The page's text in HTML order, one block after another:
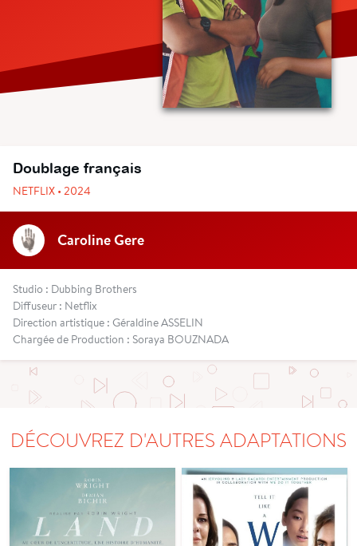
Doublage français
NETFLIX • 2024
Caroline Gere
Studio : Dubbing Brothers
Diffuseur : Netflix
Direction artistique : Géraldine ASSELIN
Chargée de Production : Soraya BOUZNADA
DÉCOUVREZ D'AUTRES ADAPTATIONS